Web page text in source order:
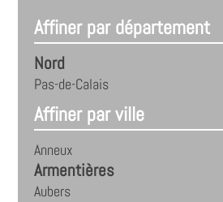
Affiner par département
Nord
Pas-de-Calais
Affiner par ville
Anneux
Armentières
Aubers